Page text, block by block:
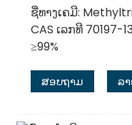
ຊື່ທາງເຄມີ:
CAS ເລກທີ 70197-
≥99%
ສອບຖາມ ລ